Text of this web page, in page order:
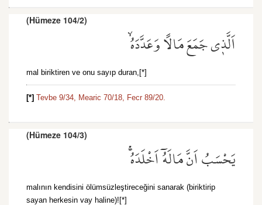
(Hümeze 104/2)
اَلَّذ۪ي جَمَعَ مَالًا وَعَدَّدَهُۙ
mal biriktiren ve onu sayıp duran,[*]
[*] Tevbe 9/34, Mearic 70/18, Fecr 89/20.
(Hümeze 104/3)
يَحْسَبُ اَنَّ مَالَهُٓ اَخْلَدَهُۚ
malının kendisini ölümsüzleştireceğini sanarak (biriktirip
sayan herkesin vay haline)![*]